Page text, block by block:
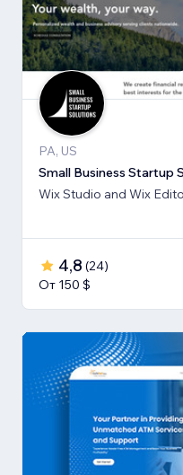
PA, US
Small Business Startup
Wix Studio and Wix
4,8 (24)
От 150 $